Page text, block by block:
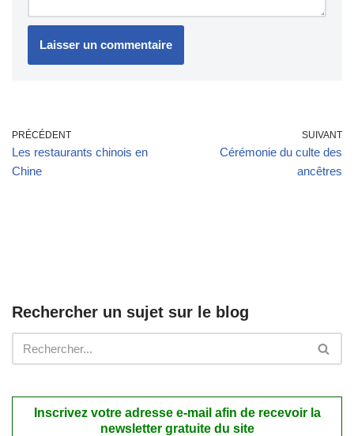
PRÉCÉDENT
Les restaurants chinois en
Chine
SUIVANT
Cérémonie du culte des
ancêtres
Rechercher un sujet sur le blog
Inscrivez votre adresse e-mail afin de recevoir la
newsletter gratuite du site